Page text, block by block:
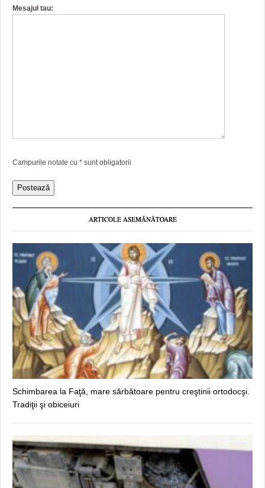
Mesajul tau:
Campurile notate cu * sunt obligatorii
ARTICOLE ASEMĂNĂTOARE
Schimbarea la Faţă, mare sărbătoare pentru creştinii ortodocşi.
Tradiţii şi obiceiuri